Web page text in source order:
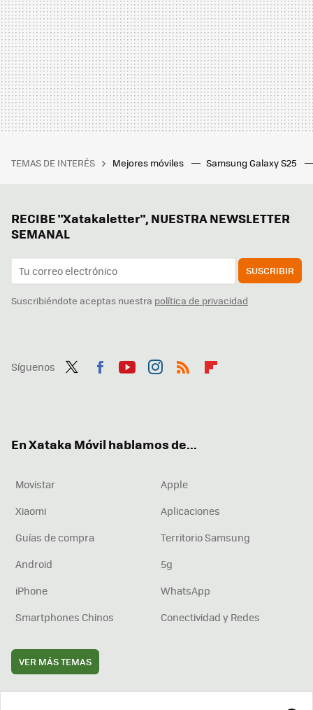
TEMAS DE INTERÉS Mejores móviles Samsung Galaxy S25
RECIBE "Xatakaletter", NUESTRA NEWSLETTER
SEMANAL
SUSCRIBIR
Suscribiéndote aceptas nuestra política de privacidad
Síguenos
En Xataka Móvil hablamos de...
Movistar
Apple
Xiaomi
Aplicaciones
Guías de compra
Territorio Samsung
Android
5g
iPhone
WhatsApp
Smartphones Chinos
Conectividad y Redes
VER MÁS TEMAS